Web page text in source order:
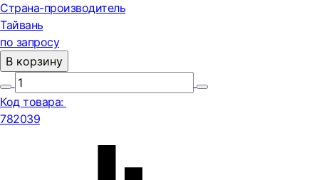
Страна-производитель
Тайвань
по запросу
В корзину
Код товара:
782039